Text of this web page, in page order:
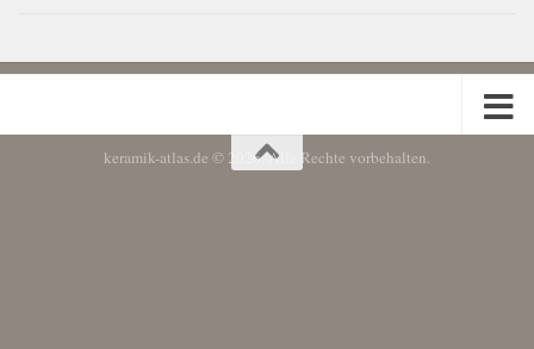
keramik-atlas.de © 2026. Alle Rechte vorbehalten.